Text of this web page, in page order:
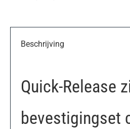
Beschrijving
Quick-Release
bevestigingset